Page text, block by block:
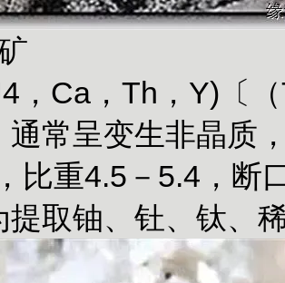
，Ca，Th，Y)〔
通常呈变生非晶质
比重4.5－5.4，断
提取铀、钍、钛、